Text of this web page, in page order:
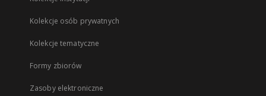
Kolekcje osób prywatnych
Kolekcje tematyczne
Formy zbiorów
Zasoby elektroniczne